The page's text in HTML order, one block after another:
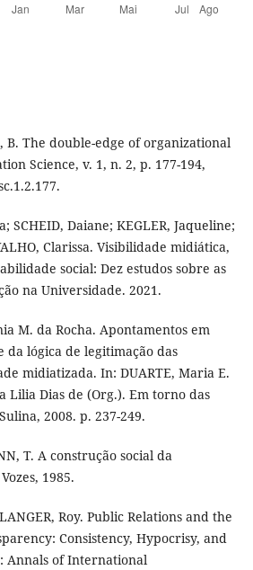
B. The double-edge of organizational
Science, v. 1, n. 2, p. 177-194,
SCHEID, Daiane; KEGLER, Jaqueline;
Clarissa. Visibilidade midiática,
social: Dez estudos sobre as
na Universidade. 2021.
M. da Rocha. Apontamentos em
lógica de legitimação das
midiatizada. In: DUARTE, Maria E.
Lilia Dias de (Org.). Em torno das
2008. p. 237-249.
T. A construção social da
1985.
Roy. Public Relations and the
Consistency, Hypocrisy, and
Annals of International